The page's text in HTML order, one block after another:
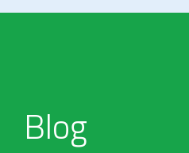
Blog